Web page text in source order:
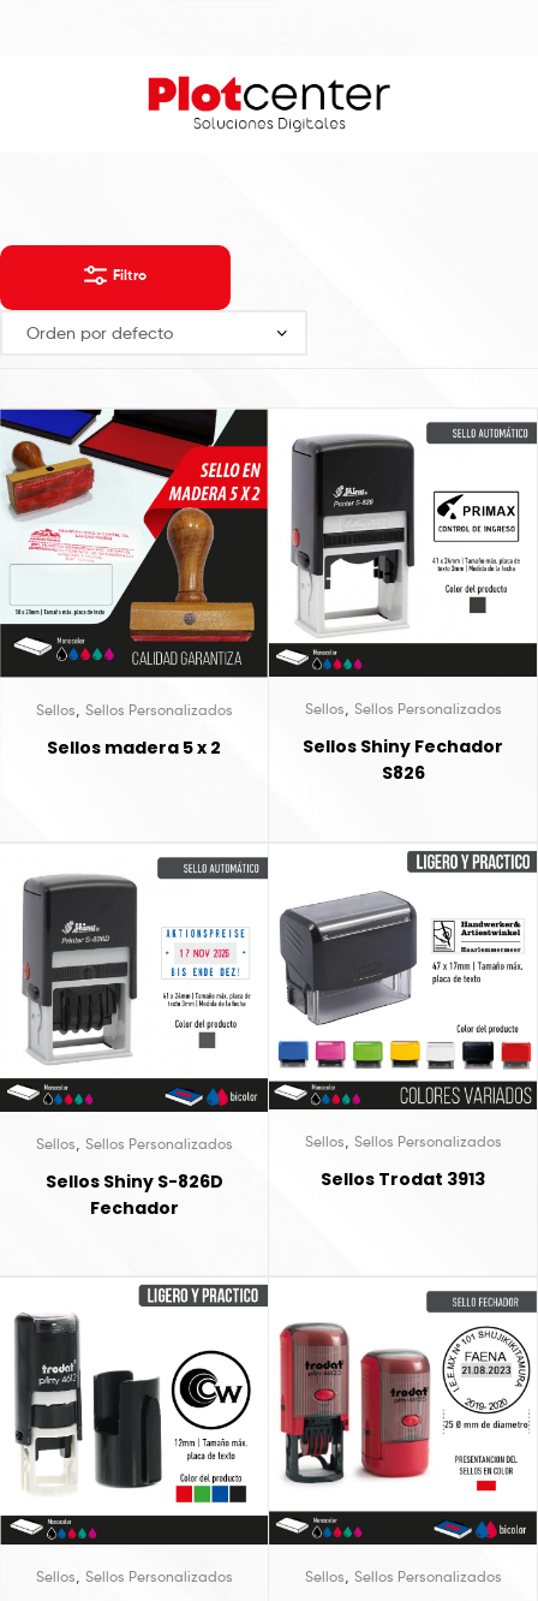
Filtro
Sellos Sellos Personalizados
Sellos madera 5 x 2
Sellos Sellos Personalizados
Sellos Shiny Fechador
S826
Sellos Sellos Personalizados
Sellos Shiny S-826D
Fechador
Sellos Sellos Personalizados
Sellos Trodat 3913
Sellos Sellos Personalizados Sellos Sellos Personalizados